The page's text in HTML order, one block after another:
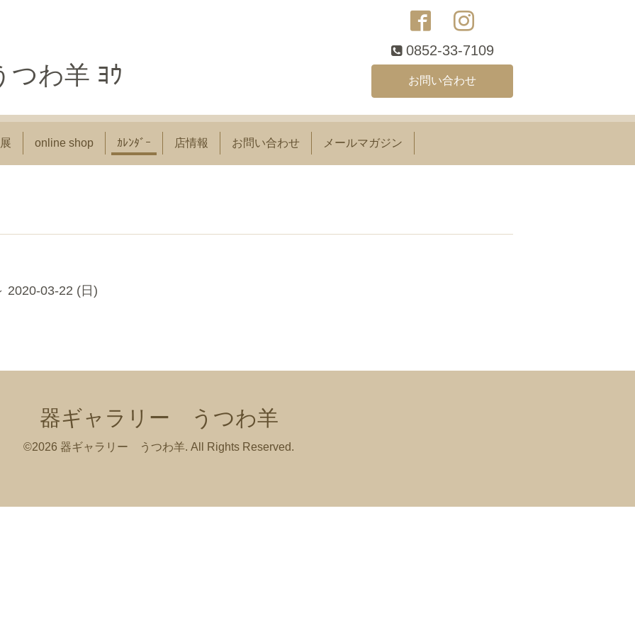
わ羊 ﾖｳ
0852-33-7109
お問い合わせ
展 online shop ｶﾚﾝﾀﾞｰ 店情報 お問い合わせ メールマガジン
2020-03-22 (日)
器ギャラリー うつわ羊
©2026 器ギャラリー うつわ羊. All Rights Reserved.